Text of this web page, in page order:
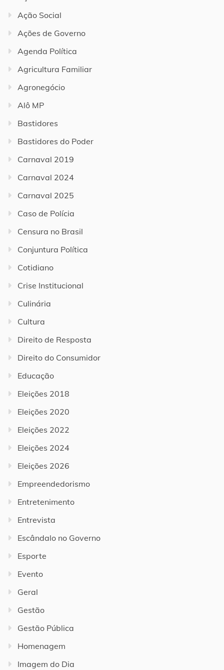
Ação Social
Ações de Governo
Agenda Política
Agricultura Familiar
Agronegócio
Alô MP
Bastidores
Bastidores do Poder
Carnaval 2019
Carnaval 2024
Carnaval 2025
Caso de Polícia
Censura no Brasil
Conjuntura Política
Cotidiano
Crise Institucional
Culinária
Cultura
Direito de Resposta
Direito do Consumidor
Educação
Eleições 2018
Eleições 2020
Eleições 2022
Eleições 2024
Eleições 2026
Empreendedorismo
Entretenimento
Entrevista
Escândalo no Governo
Esporte
Evento
Geral
Gestão
Gestão Pública
Homenagem
Imagem do Dia